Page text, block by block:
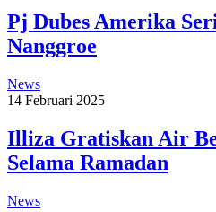
Pj Dubes Amerika
Nanggroe
News
14 Februari 2025
Illiza Gratiskan Air
Selama Ramadan
News